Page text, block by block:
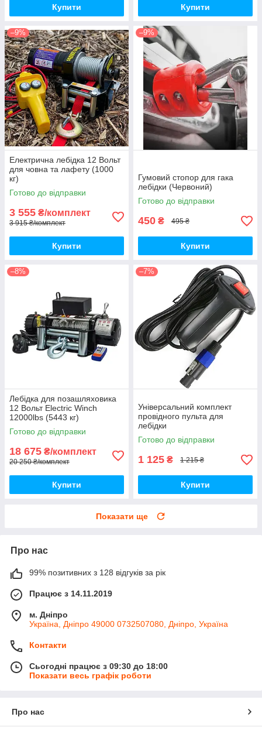
Купити Купити
–9%
Електрична лебідка 12 Вольт
для човна та лафету (1000
кг)
Готово до відправки
3 555 ₴/комплект
3 915 ₴/комплект
Купити
–9%
Гумовий стопор для гака
лебідки (Червоний)
Готово до відправки
450 ₴ 495 ₴
Купити
–8%
Лебідка для позашляховика
12 Вольт Electric Winch
12000lbs (5443 кг)
Готово до відправки
18 675 ₴/комплект
20 250 ₴/комплект
Купити
–7%
Універсальний комплект
провідного пульта для
лебідки
Готово до відправки
1 125 ₴ 1 215 ₴
Купити
Показати ще
Про нас
99% позитивних з 128 відгуків за рік
Працює з 14.11.2019
м. Дніпро
Україна, Дніпро 49000 0732507080, Дніпро, Україна
Контакти
Сьогодні працює з 09:30 до 18:00
Показати весь графік роботи
Про нас